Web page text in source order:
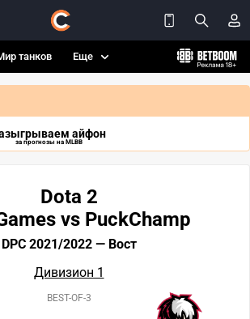
танков Еще
айфон
за прогнозы на MLBB
Dota 2
vs PuckChamp
DPC 2021/2022 — Вост
Дивизион 1
BEST-OF-3